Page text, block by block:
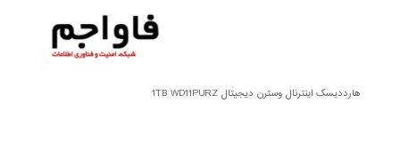
هارددیسک اینترنال وسترن دیجیتال 1TB WD11PURZ